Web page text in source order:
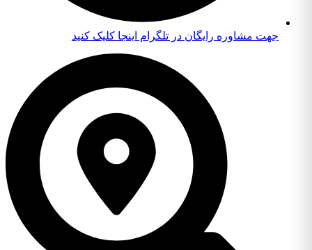
جهت مشاوره رایگان در تلگرام اینجا کلیک کنید